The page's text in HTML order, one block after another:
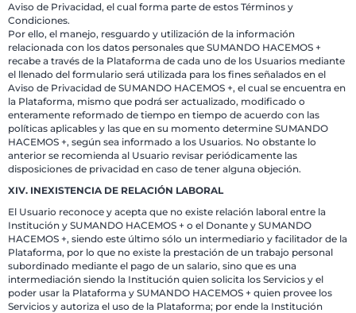
Aviso de Privacidad, el cual forma parte de estos Términos y
Condiciones.
Por ello, el manejo, resguardo y utilización de la información
relacionada con los datos personales que SUMANDO HACEMOS +
recabe a través de la Plataforma de cada uno de los Usuarios mediante
el llenado del formulario será utilizada para los fines señalados en el
Aviso de Privacidad de SUMANDO HACEMOS +, el cual se encuentra en
la Plataforma, mismo que podrá ser actualizado, modificado o
enteramente reformado de tiempo en tiempo de acuerdo con las
políticas aplicables y las que en su momento determine SUMANDO
HACEMOS +, según sea informado a los Usuarios. No obstante lo
anterior se recomienda al Usuario revisar periódicamente las
disposiciones de privacidad en caso de tener alguna objeción.
XIV. INEXISTENCIA DE RELACIÓN LABORAL
El Usuario reconoce y acepta que no existe relación laboral entre la
Institución y SUMANDO HACEMOS + o el Donante y SUMANDO
HACEMOS +, siendo este último sólo un intermediario y facilitador de la
Plataforma, por lo que no existe la prestación de un trabajo personal
subordinado mediante el pago de un salario, sino que es una
intermediación siendo la Institución quien solicita los Servicios y el
poder usar la Plataforma y SUMANDO HACEMOS + quien provee los
Servicios y autoriza el uso de la Plataforma; por ende la Institución